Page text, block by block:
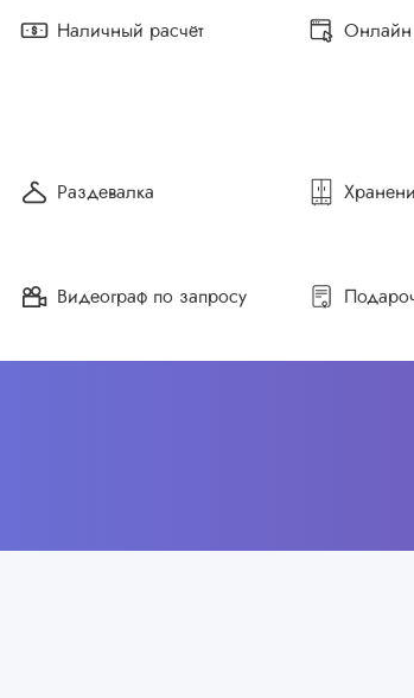
Наличный расчёт Онлайн
Раздевалка
Видеограф по запросу